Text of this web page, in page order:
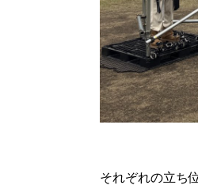
それぞれの立ち